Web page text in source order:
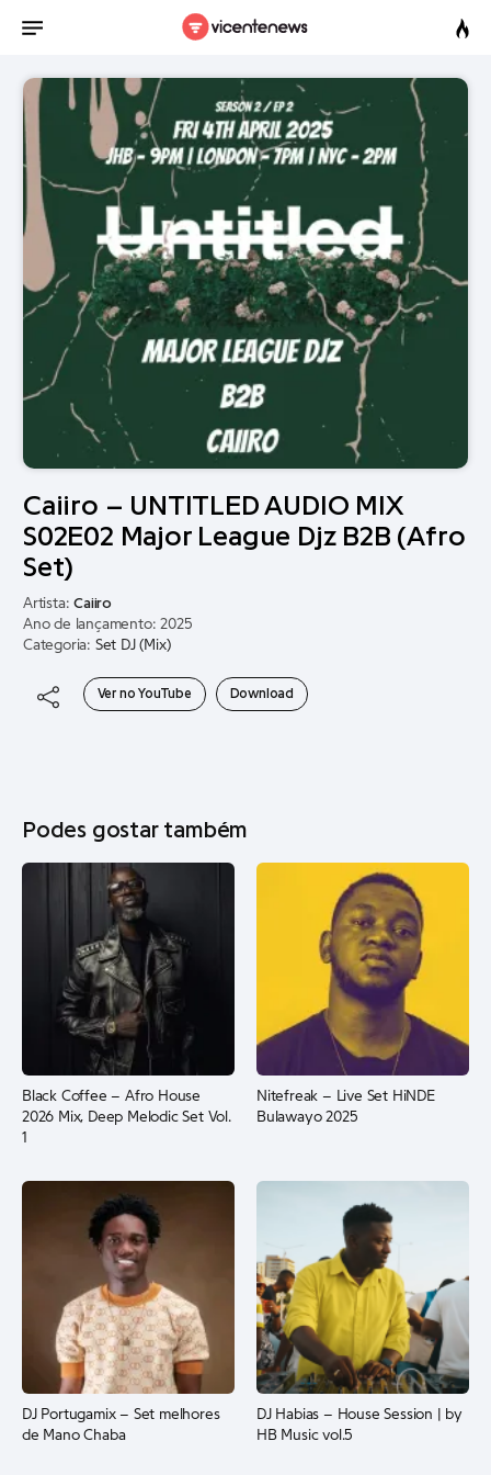
Caiiro – UNTITLED AUDIO MIX
S02E02 Major League Djz B2B (Afro
Set)
Artista:Caiiro
Ano de lançamento: 2025
Categoria: Set DJ (Mix)
Ver no YouTube Download
Podes gostar também
Black Coffee – Afro House
2026 Mix, Deep Melodic Set Vol.
1
Nitefreak – Live Set HiNDE
Bulawayo 2025
DJ Portugamix – Set melhores
de Mano Chaba
DJ Habias – House Session | by
HB Music vol.5